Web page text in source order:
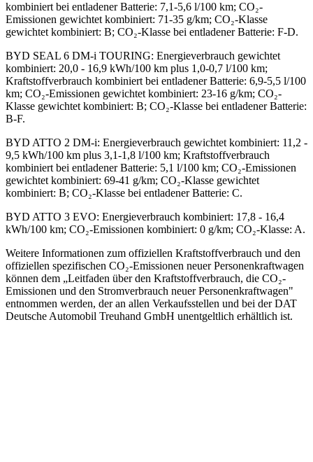
kombiniert bei entladener Batterie: 7,1-5,6 l/100 km; CO₂-
Emissionen gewichtet kombiniert: 71-35 g/km; CO₂-Klasse
gewichtet kombiniert: B; CO₂-Klasse bei entladener Batterie: F-D.
BYD SEAL 6 DM-i TOURING: Energieverbrauch gewichtet
kombiniert: 20,0 - 16,9 kWh/100 km plus 1,0-0,7 l/100 km;
Kraftstoffverbrauch kombiniert bei entladener Batterie: 6,9-5,5 l/100
km; CO₂-Emissionen gewichtet kombiniert: 23-16 g/km; CO₂-
Klasse gewichtet kombiniert: B; CO₂-Klasse bei entladener Batterie:
B-F.
BYD ATTO 2 DM-i: Energieverbrauch gewichtet kombiniert: 11,2 -
9,5 kWh/100 km plus 3,1-1,8 l/100 km; Kraftstoffverbrauch
kombiniert bei entladener Batterie: 5,1 l/100 km; CO₂-Emissionen
gewichtet kombiniert: 69-41 g/km; CO₂-Klasse gewichtet
kombiniert: B; CO₂-Klasse bei entladener Batterie: C.
BYD ATTO 3 EVO: Energieverbrauch kombiniert: 17,8 - 16,4
kWh/100 km; CO₂-Emissionen kombiniert: 0 g/km; CO₂-Klasse: A.
Weitere Informationen zum offiziellen Kraftstoffverbrauch und den
offiziellen spezifischen CO₂-Emissionen neuer Personenkraftwagen
können dem „Leitfaden über den Kraftstoffverbrauch, die CO₂-
Emissionen und den Stromverbrauch neuer Personenkraftwagen"
entnommen werden, der an allen Verkaufsstellen und bei der DAT
Deutsche Automobil Treuhand GmbH unentgeltlich erhältlich ist.